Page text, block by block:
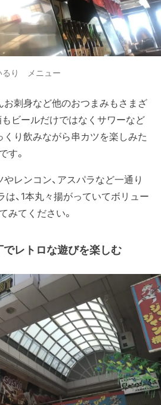
るり メニュー
お刺身など他のおつまみもさまざ
もビールだけではなくサワーなど
くり飲みながら串カツを楽しみた
す。
レンコン、アスパラなど一通り
は、1本丸々揚がっていてボリュー
みてください。
でレトロな遊びを楽しむ